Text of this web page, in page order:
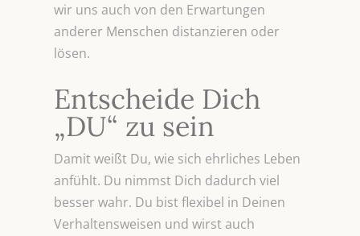
wir uns auch von den Erwartungen
anderer Menschen distanzieren oder
lösen.
Entscheide Dich
„DU“ zu sein
Damit weißt Du, wie sich ehrliches Leben
anfühlt. Du nimmst Dich dadurch viel
besser wahr. Du bist flexibel in Deinen
Verhaltensweisen und wirst auch